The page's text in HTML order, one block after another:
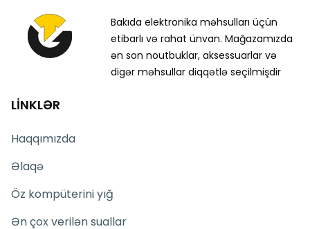
göstərən multibrend kompüter elektronikası
mağazasıdır.
Mağazamızın qarşısında yerləşən Servis
Mərkəzimiz müştərilərimizə operativ və peşəkar
Servis mərkəzimizdə təcrübəli İT mütəxəssisləri
xidmətləri təqdim olunur.
modelini Bakıda sərfəli qiymətə nəğd, köçürmə və
kredit şərtləri ilə əldə edə bilərsiniz.
yerləşir.
Bakıda elektronika məhsulları üçün
etibarlı və rahat ünvan. Mağazamızda
ən son noutbuklar, aksessuarlar və
digər məhsullar diqqətlə seçilmişdir
LİNKLƏR
Haqqımızda
Əlaqə
Öz kompüterini yığ
Ən çox verilən suallar